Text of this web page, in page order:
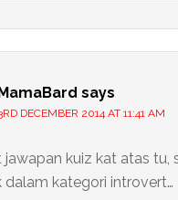
says
DECEMBER 2014 AT 11:41 AM
jawapan kuiz kat atas tu,
dalam kategori introvert…